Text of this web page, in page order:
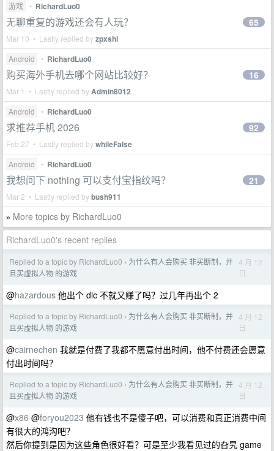
游戏 • RichardLuo0
无聊重复的游戏还会有人玩？
Mar 10 • Lastly replied byzpxshl
65
Android • RichardLuo0
购买海外手机去哪个网站比较好？
Mar 1 • Lastly replied byAdmin8012
16
Android • RichardLuo0
求推荐手机 2026
Feb 27 • Lastly replied bywhileFalse
92
Android • RichardLuo0
我想问下 nothing 可以支付宝指纹吗？
Mar 2 • Lastly replied bybush911
21
» More topics by RichardLuo0
RichardLuo0's recent replies
Replied to a topic by RichardLuo0 › 为什么有人会购买 非买断制，并
且买虚拟人物 的游戏
4 月 12
日
@hazardous 他出个 dlc 不就又赚了吗？过几年再出个 2
Replied to a topic by RichardLuo0 › 为什么有人会购买 非买断制，并
且买虚拟人物 的游戏
4 月 12
日
@cairnechen 我就是付费了我都不愿意付出时间，他不付费还会愿意
付出时间吗？
Replied to a topic by RichardLuo0 › 为什么有人会购买 非买断制，并
且买虚拟人物 的游戏
4 月 12
日
@x86 @foryou2023 他有钱也不是傻子吧，可以消费和真正消费中间
有很大的鸿沟吧？
然后你提到是因为这些角色很好看？可是至少我看见过的旮旯 game